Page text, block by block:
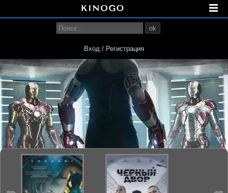
ok
Вход / Регистрация